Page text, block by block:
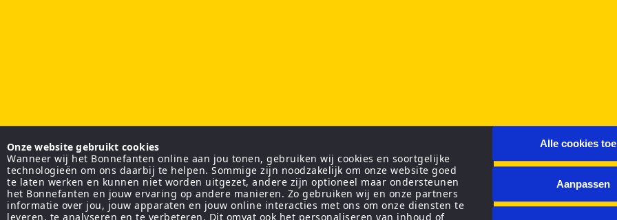
Onze website gebruikt cookies
Wanneer wij het Bonnefanten online aan jou tonen, gebruiken wij cookies en soortgelijke
technologieën om ons daarbij te helpen. Sommige zijn noodzakelijk om onze website goed
te laten werken en kunnen niet worden uitgezet, andere zijn optioneel maar ondersteunen
het Bonnefanten en jouw ervaring op andere manieren. Zo gebruiken wij en onze partners
informatie over jou, jouw apparaten en jouw online interacties met ons om onze diensten te
leveren, te analyseren en te verbeteren. Dit omvat ook het personaliseren van inhoud of
Alle cookies
Aanpassen